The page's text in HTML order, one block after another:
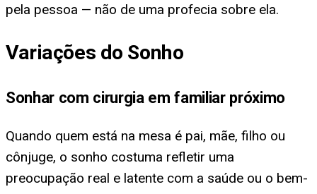
pela pessoa — não de uma profecia sobre ela.
Variações do Sonho
Sonhar com cirurgia em familiar próximo
Quando quem está na mesa é pai, mãe, filho ou
cônjuge, o sonho costuma refletir uma
preocupação real e latente com a saúde ou o bem-